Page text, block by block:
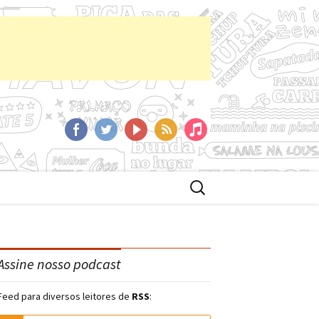
FacebookTwitterYoutTubeRSS iTunes
Buscar
nosso podcast
para diversos leitores de RSS: